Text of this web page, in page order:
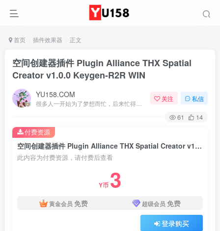
首页 插件效果器 正文
空间创建器插件 Plugin Alliance THX Spatial
Creator v1.0.0 Keygen-R2R WIN
YU158.COM 关注 私信
61 14
空间创建器插件 Plugin Alliance THX Spatial Creator v1.0.0 Keygen-R2R WIN
此内容为付费资源，请付费后查看
Y币 3
黄金会员 免费 超级会员 免费
登录购买
付费资源